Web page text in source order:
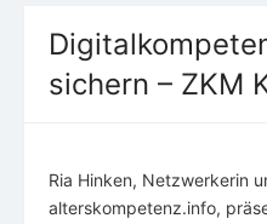
sichern – ZKM
Ria Hinken, Netzwerkerin
alterskompetenz.info,